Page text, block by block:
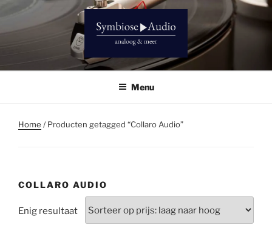
de
SYMBIOSE AUDIO
Analoog & meer
Menu
Home / Producten getagged “Collaro Audio”
COLLARO AUDIO
Enig resultaat